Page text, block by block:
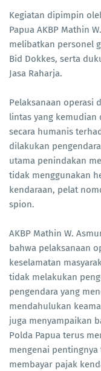
Kegiatan dipimpin
Papua AKBP Mathin
melibatkan personel
Bid Dokkes, serta
Jasa Raharja.
Pelaksanaan operasi
lintas yang
secara humanis
dilakukan
utama penindakan
tidak menggunakan
kendaraan, pelat
spion.
AKBP Mathin W.
bahwa pelaksanaan
keselamatan
tidak melakukan
pengendara yang
mendahulukan
juga menyampaikan
Polda Papua terus
mengenai
membayar pajak